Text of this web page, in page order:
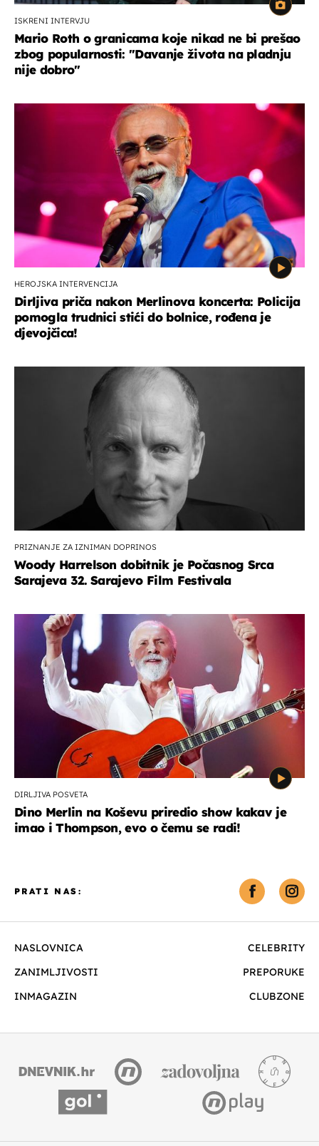
ISKRENI INTERVJU
Mario Roth o granicama koje nikad ne bi prešao
zbog popularnosti: "Davanje života na pladnju
nije dobro"
HEROJSKA INTERVENCIJA
Dirljiva priča nakon Merlinova koncerta: Policija
pomogla trudnici stići do bolnice, rođena je
djevojčica!
PRIZNANJE ZA IZNIMAN DOPRINOS
Woody Harrelson dobitnik je Počasnog Srca
Sarajeva 32. Sarajevo Film Festivala
DIRLJIVA POSVETA
Dino Merlin na Koševu priredio show kakav je
imao i Thompson, evo o čemu se radi!
NASLOVNICA
CELEBRITY
ZANIMLJIVOSTI
PREPORUKE
INMAGAZIN
CLUBZONE
PRATI NAS: